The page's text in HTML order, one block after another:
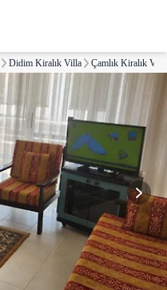
Didim Kiralık Villa Çamlık Kiralık Villa